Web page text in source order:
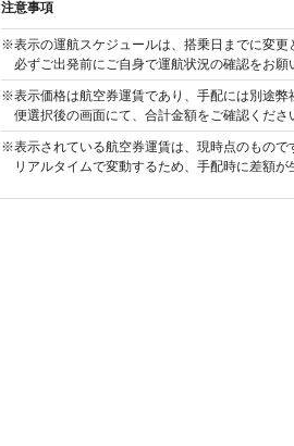
注意事項
※表示の運航スケジュールは、搭乗日までに変更
必ずご出発前にご自身で運航状況の確認をお願
※表示価格は航空券運賃であり、手配には別途弊
便選択後の画面にて、合計金額をご確認くださ
※表示されている航空券運賃は、現時点のもので
リアルタイムで変動するため、手配時に差額が